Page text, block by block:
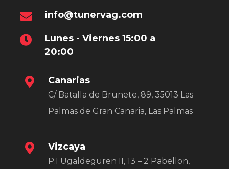
info@tunervag.com
Lunes - Viernes 15:00 a
20:00
Canarias
C/ Batalla de Brunete, 89, 35013 Las
Palmas de Gran Canaria, Las Palmas
Vizcaya
P.I Ugaldeguren II, 13 – 2 Pabellon,